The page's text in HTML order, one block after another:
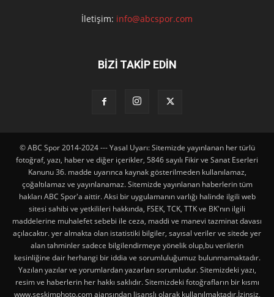
İletişim: info@abcspor.com
BİZİ TAKİP EDİN
© ABC Spor 2014-2024 --- Yasal Uyarı: Sitemizde yayınlanan her türlü
fotoğraf, yazı, haber ve diğer içerikler, 5846 sayılı Fikir ve Sanat Eserleri
Kanunu 36. madde uyarınca kaynak gösterilmeden kullanılamaz,
çoğaltılamaz ve yayınlanamaz. Sitemizde yayınlanan haberlerin tüm
hakları ABC Spor'a aittir. Aksi bir uygulamanın varlığı halinde ilgili web
sitesi sahibi ve yetkilileri hakkında, FSEK, TCK, TTK ve BK'nın ilgili
maddelerine muhalefet sebebi ile ceza, maddi ve manevi tazminat davası
açılacaktır. yer almakta olan istatistiki bilgiler, sayısal veriler ve sitede yer
alan tahminler sadece bilgilendirmeye yönelik olup,bu verilerin
kesinliğine dair herhangi bir iddia ve sorumluluğumuz bulunmamaktadır.
Yazılan yazılar ve yorumlardan yazarları sorumludur. Sitemizdeki yazı,
resim ve haberlerin her hakkı saklıdır. Sitemizdeki fotoğrafların bir kısmı
www.seskimphoto.com ajansından lisanslı olarak kullanılmaktadır.İzinsiz,